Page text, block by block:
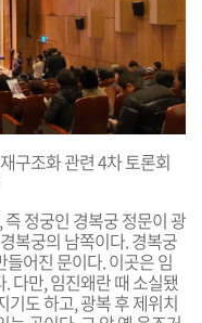
구조화 관련 4차 토론회
정궁인 경복궁 정문이 광
복궁의 남쪽이다. 경복궁
어진 문이다. 이곳은 임
다만, 임진왜란 때 소실됐
기도 하고, 광복 후 제위치